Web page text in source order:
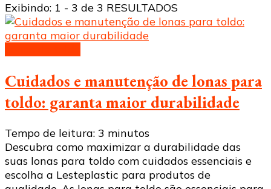
Exibindo: 1 - 3 de 3 RESULTADOS
Cuidados e manutenção de lonas para
toldo: garanta maior durabilidade
Tempo de leitura: 3 minutos
Descubra como maximizar a durabilidade das
suas lonas para toldo com cuidados essenciais e
escolha a Lesteplastic para produtos de